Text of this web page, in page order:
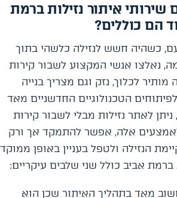
שירותי איתור נזילות ברמת
הם כוללים?
כשהיה חשש לנזילה כלשהי בתוך
נאלצו אנשי המקצוע לשבור קירות
לכלוך, נזק וגם מצריך בנייה
הטכנולוגיים החדשניים מאד
לאתר נזילות מבלי לשבור קירות
אלה, אפשר להתמקד אך ורק
הנזילה ולטפל בעניין באופן ממוקד
ברמת אביב כולל שני שלבים עיקריים:
מאד בתהליך האיתור שכן הוא